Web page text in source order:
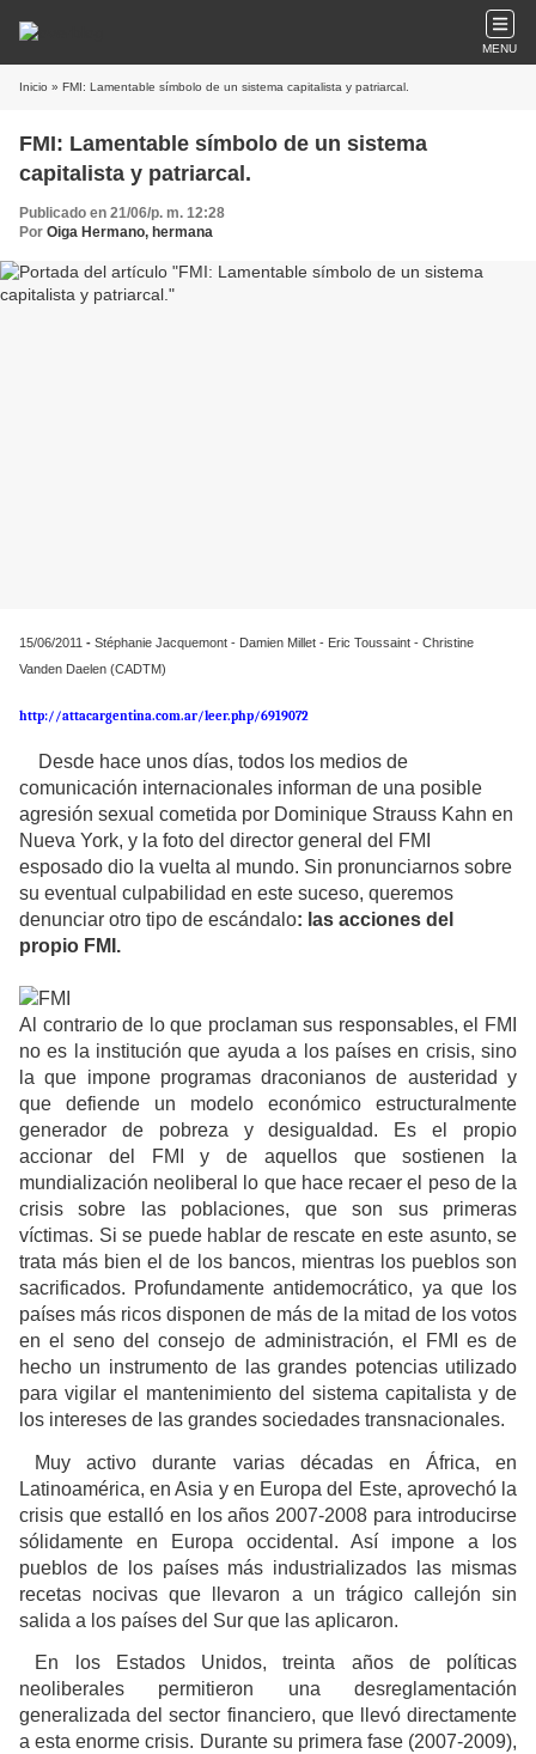
MENU
Inicio » FMI: Lamentable símbolo de un sistema capitalista y patriarcal.
FMI: Lamentable símbolo de un sistema
capitalista y patriarcal.
Publicado en 21/06/p. m. 12:28
Por Oiga Hermano, hermana
15/06/2011 - Stéphanie Jacquemont - Damien Millet - Eric Toussaint - Christine
Vanden Daelen (CADTM)
http://attacargentina.com.ar/leer.php/6919072
Desde hace unos días, todos los medios de
comunicación internacionales informan de una posible
agresión sexual cometida por Dominique Strauss Kahn en
Nueva York, y la foto del director general del FMI
esposado dio la vuelta al mundo. Sin pronunciarnos sobre
su eventual culpabilidad en este suceso, queremos
denunciar otro tipo de escándalo: las acciones del
propio FMI.
Al contrario de lo que proclaman sus responsables, el FMI
no es la institución que ayuda a los países en crisis, sino
la que impone programas draconianos de austeridad y
que defiende un modelo económico estructuralmente
generador de pobreza y desigualdad. Es el propio
accionar del FMI y de aquellos que sostienen la
mundialización neoliberal lo que hace recaer el peso de la
crisis sobre las poblaciones, que son sus primeras
víctimas. Si se puede hablar de rescate en este asunto, se
trata más bien el de los bancos, mientras los pueblos son
sacrificados. Profundamente antidemocrático, ya que los
países más ricos disponen de más de la mitad de los votos
en el seno del consejo de administración, el FMI es de
hecho un instrumento de las grandes potencias utilizado
para vigilar el mantenimiento del sistema capitalista y de
los intereses de las grandes sociedades transnacionales.
Muy activo durante varias décadas en África, en
Latinoamérica, en Asia y en Europa del Este, aprovechó la
crisis que estalló en los años 2007-2008 para introducirse
sólidamente en Europa occidental. Así impone a los
pueblos de los países más industrializados las mismas
recetas nocivas que llevaron a un trágico callejón sin
salida a los países del Sur que las aplicaron.
En los Estados Unidos, treinta años de políticas
neoliberales permitieron una desreglamentación
generalizada del sector financiero, que llevó directamente
a esta enorme crisis. Durante su primera fase (2007-2009),